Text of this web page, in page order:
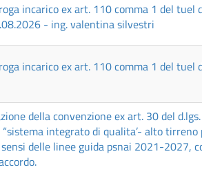
incarico ex art. 110 comma 1 del
- ing. valentina silvestri
incarico ex art. 110 comma 1 del
della convenzione ex art. 30 del
integrato di qualita’- alto tirreno
delle linee guida psnai 2021-2027,